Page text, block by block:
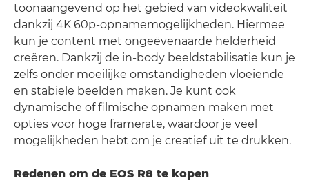
toonaangevend op het gebied van videokwaliteit
dankzij 4K 60p-opnamemogelijkheden. Hiermee
kun je content met ongeëvenaarde helderheid
creëren. Dankzij de in-body beeldstabilisatie kun je
zelfs onder moeilijke omstandigheden vloeiende
en stabiele beelden maken. Je kunt ook
dynamische of filmische opnamen maken met
opties voor hoge framerate, waardoor je veel
mogelijkheden hebt om je creatief uit te drukken.
Redenen om de EOS R8 te kopen